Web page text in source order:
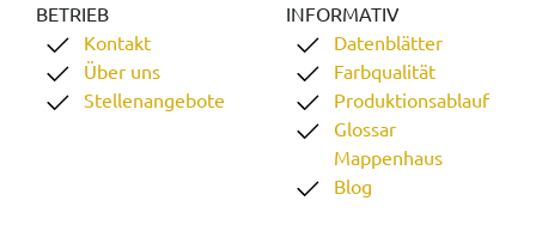
BETRIEB
Kontakt
Über uns
Stellenangebote
INFORMATIV
Datenblätter
Farbqualität
Produktionsablauf
Glossar
Mappenhaus
Blog